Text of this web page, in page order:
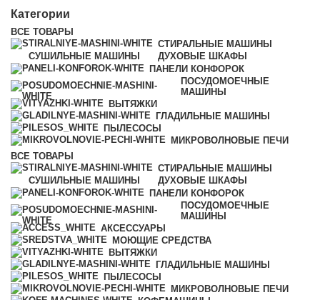
Категории
ВСЕ ТОВАРЫ
СТИРАЛЬНЫЕ МАШИНЫ
СУШИЛЬНЫЕ МАШИНЫ
ДУХОВЫЕ ШКАФЫ
ПАНЕЛИ КОНФОРОК
ПОСУДОМОЕЧНЫЕ
МАШИНЫ
ВЫТЯЖКИ
ГЛАДИЛЬНЫЕ МАШИНЫ
ПЫЛЕСОСЫ
МИКРОВОЛНОВЫЕ ПЕЧИ
ВСЕ ТОВАРЫ
СТИРАЛЬНЫЕ МАШИНЫ
СУШИЛЬНЫЕ МАШИНЫ
ДУХОВЫЕ ШКАФЫ
ПАНЕЛИ КОНФОРОК
ПОСУДОМОЕЧНЫЕ
МАШИНЫ
АКСЕССУАРЫ
МОЮЩИЕ СРЕДСТВА
ВЫТЯЖКИ
ГЛАДИЛЬНЫЕ МАШИНЫ
ПЫЛЕСОСЫ
МИКРОВОЛНОВЫЕ ПЕЧИ